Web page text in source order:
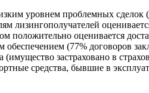
уровнем проблемных сделок
лизингополучателей
положительно оценивается
(77% договоров
застраховано в
средства, бывшие в